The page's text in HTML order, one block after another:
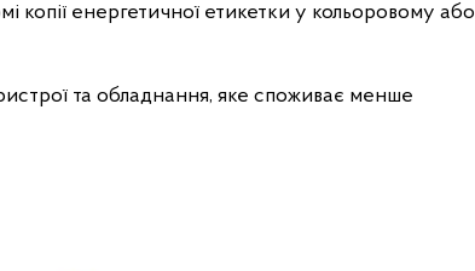
копії енергетичної етикетки у кольоровому або
та обладнання, яке споживає менше